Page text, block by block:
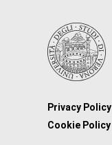
Privacy Policy
Cookie Policy